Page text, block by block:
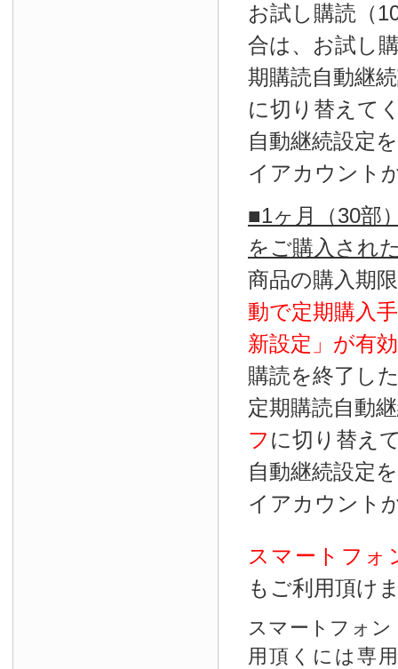
お試し購読（
合は、お試し
期購読自動継
に切り替えて
自動継続設定
イアカウント
■1ヶ月（30部
をご購入され
商品の購入期
動で定期購入
新設定」が有効
購読を終了し
定期購読自動
フ に切り替え
自動継続設定
イアカウント
スマートフォ
もご利用頂け
スマートフォ
用頂くには専